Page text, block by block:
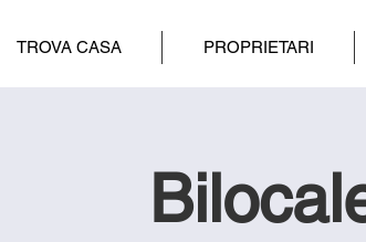
TROVA CASA PROPRIETARI